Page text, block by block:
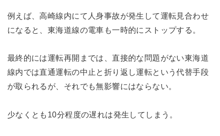
例えば、高崎線内にて人身事故が発生して運転見合わせ
になると、東海道線の電車も一時的にストップする。
最終的には運転再開までは、直接的な問題がない東海道
線内では直通運転の中止と折り返し運転という代替手段
が取られるが、それでも無影響にはならない。
少なくとも10分程度の遅れは発生してしまう。